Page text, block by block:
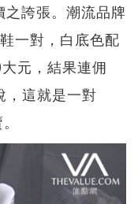
誇張。潮流品牌
一對，白底色配
元，結果連佣
，這就是一對